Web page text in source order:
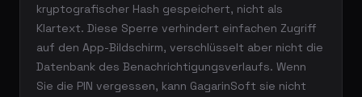
kryptografischer Hash gespeichert, nicht als
Klartext. Diese Sperre verhindert einfachen Zugriff
auf den App-Bildschirm, verschlüsselt aber nicht die
Datenbank des Benachrichtigungsverlaufs. Wenn
Sie die PIN vergessen, kann GagarinSoft sie nicht